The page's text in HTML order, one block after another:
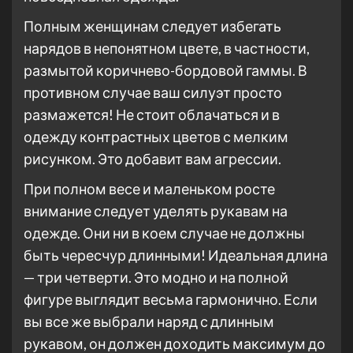
Полным женщинам следует избегать
нарядов в непонятном цвете, в частности,
размытой коричнево-бордовой гаммы. В
противном случае ваш силуэт просто
размажется! Не стоит облачаться и в
одежду контрастных цветов с мелким
рисунком. Это добавит вам агрессии.
При полном весе и маленьком росте
внимание следует уделять рукавам на
одежде. Они ни в коем случае не должны
быть чересчур длинными! Идеальная длина
— три четверти. Это модно и на полной
фигуре выглядит весьма гармонично. Если
вы все же выбрали наряд с длинным
рукавом, он должен доходить максимум до